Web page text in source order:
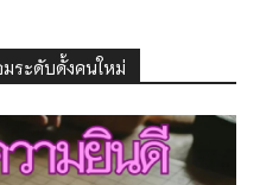
ระดับดั้งคนใหม่